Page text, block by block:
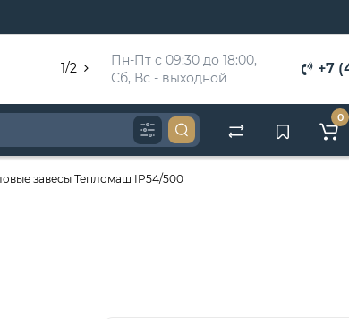
Пн-Пт с 09:30 до 18:00,
Сб, Вс - выходной
+7
1/2
0
завесы Тепломаш IP54/500